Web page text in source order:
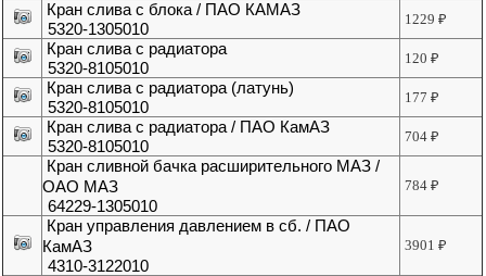
Кран слива с блока / ПАО КАМАЗ
5320-1305010
1229₽
Кран слива с радиатора
5320-8105010
120₽
Кран слива с радиатора (латунь)
5320-8105010
177₽
Кран слива с радиатора / ПАО КамАЗ
5320-8105010
704₽
Кран сливной бачка расширительного МАЗ /
ОАО МАЗ
64229-1305010
784₽
Кран управления давлением в сб. / ПАО
КамАЗ
4310-3122010
3901₽